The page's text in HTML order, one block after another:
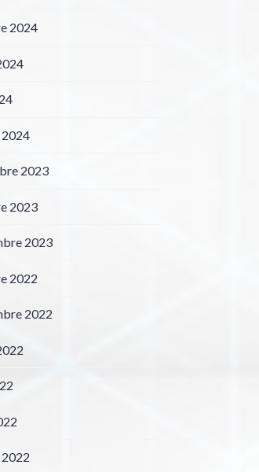
2024
2023
2023
2023
2022
2022